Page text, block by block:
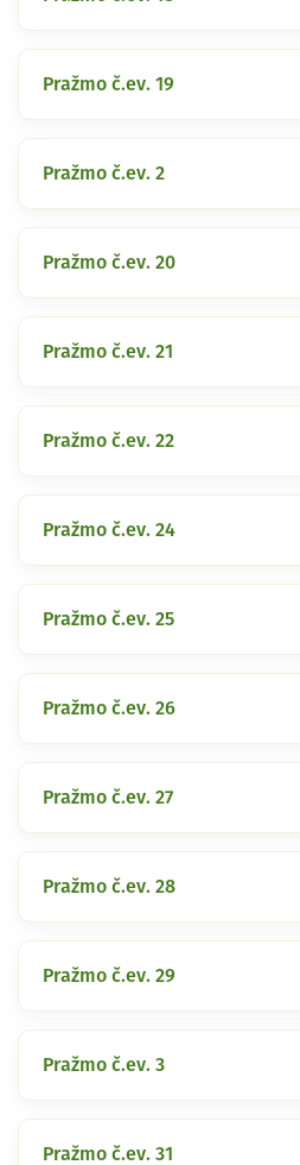
Pražmo č.ev. 19
Pražmo č.ev. 2
Pražmo č.ev. 20
Pražmo č.ev. 21
Pražmo č.ev. 22
Pražmo č.ev. 24
Pražmo č.ev. 25
Pražmo č.ev. 26
Pražmo č.ev. 27
Pražmo č.ev. 28
Pražmo č.ev. 29
Pražmo č.ev. 3
Pražmo č.ev. 31